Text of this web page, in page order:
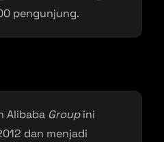
pengunjung.
Alibaba Groupini
dan menjadi